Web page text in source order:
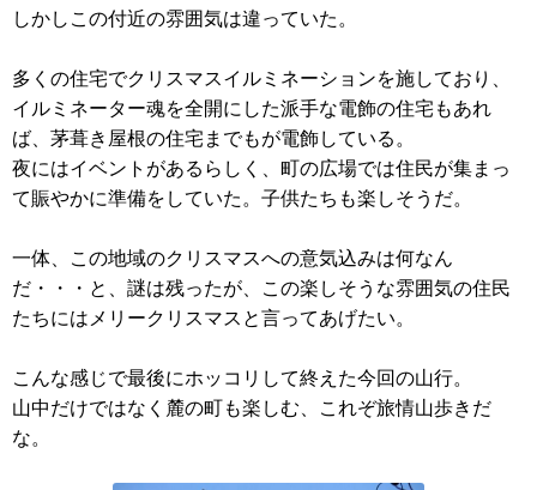
しかしこの付近の雰囲気は違っていた。
多くの住宅でクリスマスイルミネーションを施しており、
イルミネーター魂を全開にした派手な電飾の住宅もあれ
ば、茅葺き屋根の住宅までもが電飾している。
夜にはイベントがあるらしく、町の広場では住民が集まっ
て賑やかに準備をしていた。子供たちも楽しそうだ。
一体、この地域のクリスマスへの意気込みは何なん
だ・・・と、謎は残ったが、この楽しそうな雰囲気の住民
たちにはメリークリスマスと言ってあげたい。
こんな感じで最後にホッコリして終えた今回の山行。
山中だけではなく麓の町も楽しむ、これぞ旅情山歩きだ
な。